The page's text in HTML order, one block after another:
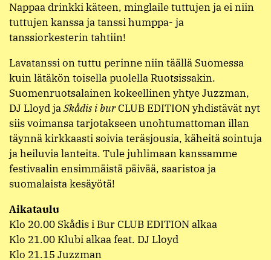
Nappaa drinkki käteen, minglaile tuttujen ja ei niin
tuttujen kanssa ja tanssi humppa- ja
tanssiorkesterin tahtiin!
Lavatanssi on tuttu perinne niin täällä Suomessa
kuin lätäkön toisella puolella Ruotsissakin.
Suomenruotsalainen kokeellinen yhtye Juzzman,
DJ Lloyd jaSkådis i burCLUB EDITION yhdistävät nyt
siis voimansa tarjotakseen unohtumattoman illan
täynnä kirkkaasti soivia teräsjousia, käheitä sointuja
ja heiluvia lanteita. Tule juhlimaan kanssamme
festivaalin ensimmäistä päivää, saaristoa ja
suomalaista kesäyötä!
Aikataulu
Klo 20.00 Skådis i Bur CLUB EDITION alkaa
Klo 21.00 Klubi alkaa feat. DJ Lloyd
Klo 21.15 Juzzman